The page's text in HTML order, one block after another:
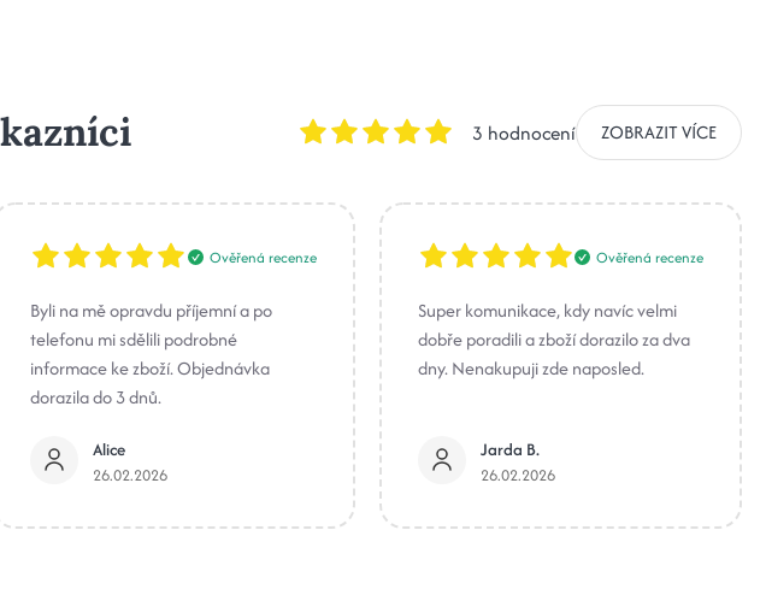
3 hodnocení ZOBRAZIT VÍCE
Ověřená recenze
Byli na mě opravdu příjemní a po
telefonu mi sdělili podrobné
informace ke zboží. Objednávka
dorazila do 3 dnů.
Alice
26.02.2026
Ověřená recenze
Super komunikace, kdy navíc velmi
dobře poradili a zboží dorazilo za dva
dny. Nenakupuji zde naposled.
Jarda B.
26.02.2026